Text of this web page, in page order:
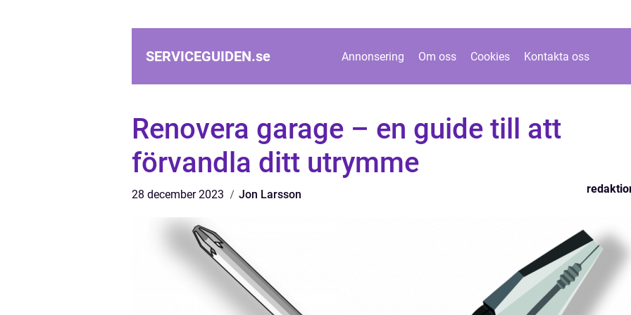
SERVICEGUIDEN.se Annonsering Om oss Cookies Kontakta oss
Renovera garage – en guide till att
förvandla ditt utrymme
28 december 2023 Jon Larsson